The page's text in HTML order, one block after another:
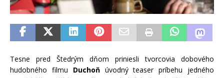
Tesne pred Štedrým dňom priniesli tvorcovia dobového
hudobného filmu Duchoňúvodný teaser príbehu jedného